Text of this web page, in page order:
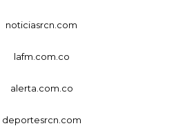
noticiasrcn.com
lafm.com.co
alerta.com.co
deportesrcn.com